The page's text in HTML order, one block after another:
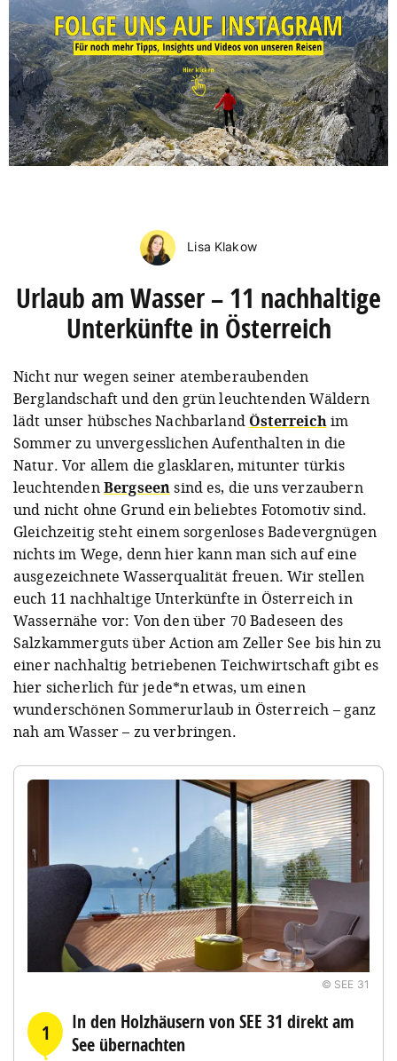
Lisa Klakow
Urlaub am Wasser – 11 nachhaltige
Unterkünfte in Österreich
Nicht nur wegen seiner atemberaubenden
Berglandschaft und den grün leuchtenden Wäldern
lädt unser hübsches Nachbarland Österreichim
Sommer zu unvergesslichen Aufenthalten in die
Natur. Vor allem die glasklaren, mitunter türkis
leuchtendenBergseensind es, die uns verzaubern
und nicht ohne Grund ein beliebtes Fotomotiv sind.
Gleichzeitig steht einem sorgenloses Badevergnügen
nichts im Wege, denn hier kann man sich auf eine
ausgezeichnete Wasserqualität freuen. Wir stellen
euch 11 nachhaltige Unterkünfte in Österreich in
Wassernähe vor: Von den über 70 Badeseen des
Salzkammerguts über Action am Zeller See bis hin zu
einer nachhaltig betriebenen Teichwirtschaft gibt es
hier sicherlich für jede*n etwas, um einen
wunderschönen Sommerurlaub in Österreich – ganz
nah am Wasser – zu verbringen.
© SEE 31
1
In den Holzhäusern von SEE 31 direkt am
See übernachten